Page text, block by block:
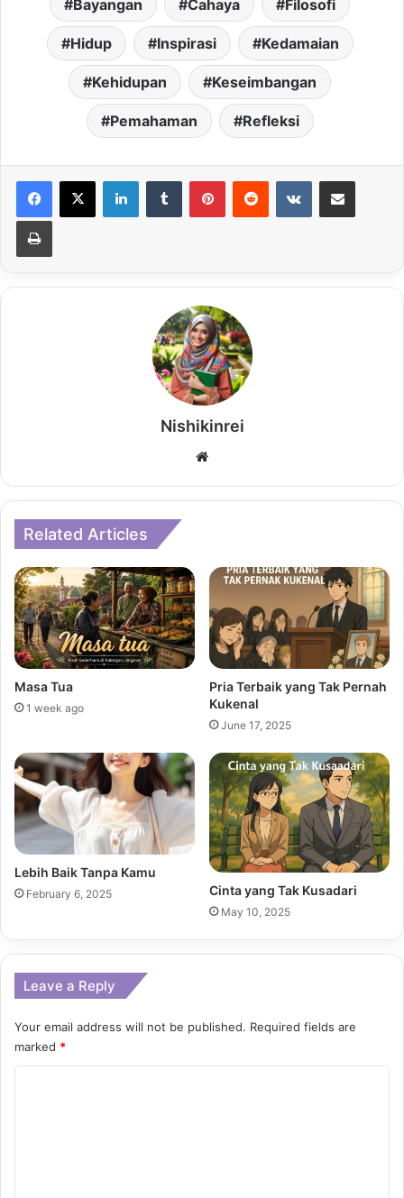
Bayangan Cahaya Filosofi
Hidup Inspirasi Kedamaian
Kehidupan Keseimbangan
Pemahaman Refleksi
LinkedInTumblr PinterestReddit VKontakteShare via Email
Print
Nishikinrei
Related Articles
Masa Tua
1 week ago
Pria Terbaik yang Tak Pernah
Kukenal
June 17, 2025
Lebih Baik Tanpa Kamu
February 6, 2025 Cinta yang Tak Kusadari
May 10, 2025
Leave a Reply
Your email address will not be published. Required fields are
marked *